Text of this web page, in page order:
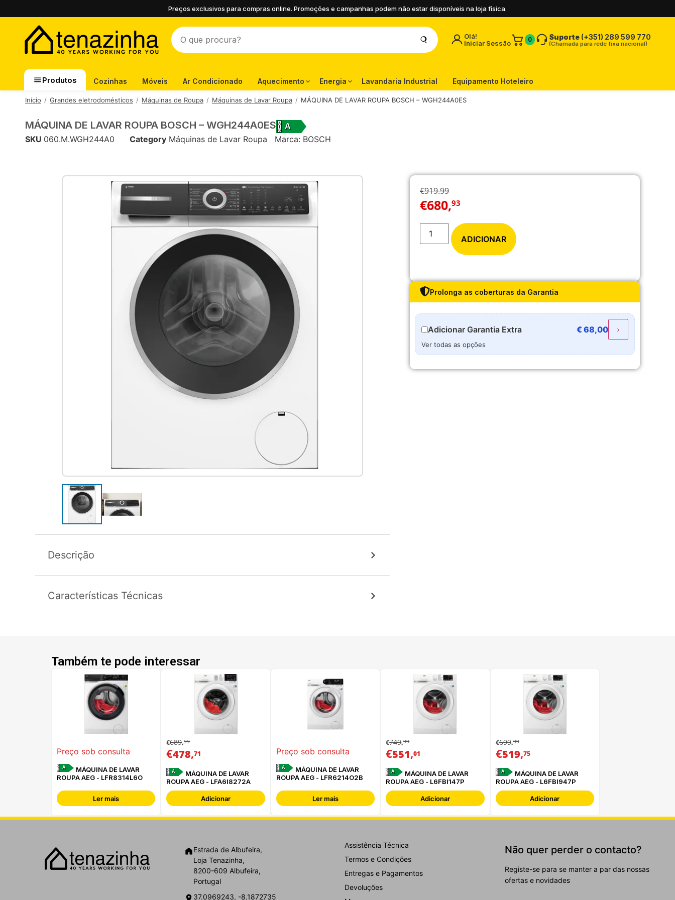
Preços exclusivos para compras online. Promoções e campanhas podem não estar disponíveis na loja física.
Olá!
Iniciar Sessão
0 Suporte (+351) 289 599 770
(Chamada para rede fixa nacional)
Produtos Cozinhas Móveis Ar Condicionado Aquecimento Energia Lavandaria Industrial Equipamento Hoteleiro
Início Grandes eletrodomésticos Máquinas de Roupa Máquinas de Lavar Roupa MÁQUINA DE LAVAR ROUPA BOSCH – WGH244A0ES
MÁQUINA DE LAVAR ROUPA BOSCH – WGH244A0ES A
SKU 060.M.WGH244A0 Category Máquinas de Lavar Roupa Marca: BOSCH
Descrição
Características Técnicas
€919.99
€680,93
ADICIONAR
Prolonga as coberturas da Garantia
Adicionar Garantia Extra € 68,00 ›
Ver todas as opções
Também te pode interessar
Preço sob consulta
A
MÁQUINA DE LAVAR
ROUPA AEG - LFR8314L6O
Ler mais
€689,99
€478,71
A
MÁQUINA DE LAVAR
ROUPA AEG - LFA6I8272A
Adicionar
Preço sob consulta
A
MÁQUINA DE LAVAR
ROUPA AEG - LFR6214O2B
Ler mais
€749,99
€551,01
A
MÁQUINA DE LAVAR
ROUPA AEG - L6FBI147P
Adicionar
€699,99
€519,75
A
MÁQUINA DE LAVAR
ROUPA AEG - L6FBI947P
Adicionar
Estrada de Albufeira,
Loja Tenazinha,
8200-609 Albufeira,
Portugal
37.0969243, -8.1872735
Assistência Técnica
Termos e Condições
Entregas e Pagamentos
Devoluções
Não quer perder o contacto?
Registe-se para se manter a par das nossas
ofertas e novidades